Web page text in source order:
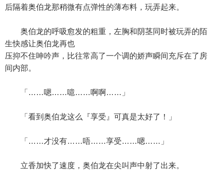
后隔着奥伯龙那稍微有点弹性的薄布料，玩弄起来。
奥伯龙的呼吸愈发的粗重，左胸和阴茎同时被玩弄的陌
生快感让奥伯龙再也
压抑不住呻吟声，比往常高了一个调的娇声瞬间充斥在了房
间内部。
「……嗯……噫……啊啊……」
「看到奥伯龙这么『享受』可真是太好了！」
「……才没有……唔……享受……嗯……」
立香加快了速度，奥伯龙在尖叫声中射了出来。